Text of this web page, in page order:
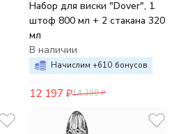
Набор для виски "Dover", 1
штоф 800 мл + 2 стакана 320
мл
В наличии
Начислим +610 бонусов
12 197 ₽14 300 ₽